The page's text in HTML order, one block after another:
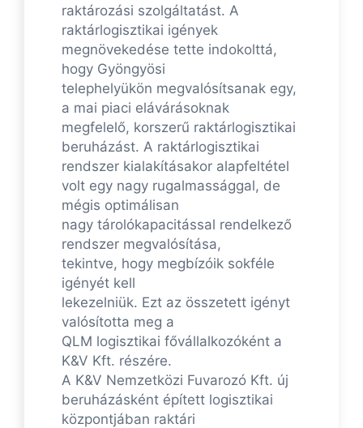
raktározási szolgáltatást. A
raktárlogisztikai igények
megnövekedése tette indokolttá,
hogy Gyöngyösi
telephelyükön megvalósítsanak egy,
a mai piaci elávárásoknak
megfelelő, korszerű raktárlogisztikai
beruházást. A raktárlogisztikai
rendszer kialakításakor alapfeltétel
volt egy nagy rugalmassággal, de
mégis optimálisan
nagy tárolókapacitással rendelkező
rendszer megvalósítása,
tekintve, hogy megbízóik sokféle
igényét kell
lekezelniük. Ezt az összetett igényt
valósította meg a
QLM logisztikai fővállalkozóként a
K&V Kft. részére.
A K&V Nemzetközi Fuvarozó Kft. új
beruházásként épített logisztikai
központjában raktári